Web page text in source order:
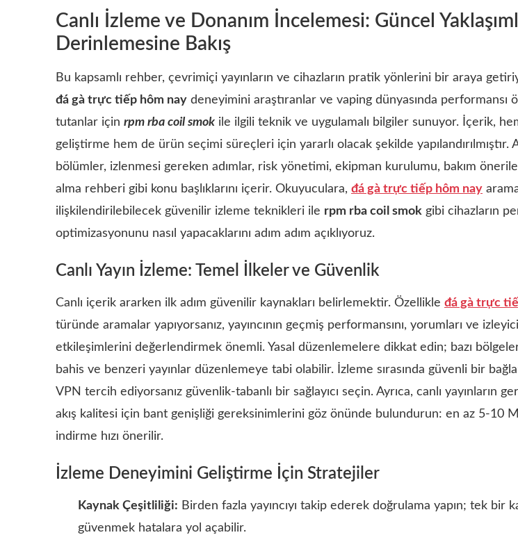
Canlı İzleme ve Donanım İncelemesi: Güncel
Derinlemesine Bakış
Bu kapsamlı rehber, çevrimiçi yayınların ve cihazların pratik yönlerini bir araya
đá gà trực tiếp hôm nay deneyimini araştıranlar ve vaping dünyasında performansı
tutanlar için rpm rba coil smok ile ilgili teknik ve uygulamalı bilgiler sunuyor. İçerik,
geliştirme hem de ürün seçimi süreçleri için yararlı olacak şekilde yapılandırılmıştır.
bölümler, izlenmesi gereken adımlar, risk yönetimi, ekipman kurulumu, bakım
alma rehberi gibi konu başlıklarını içerir. Okuyuculara, đá gà trực tiếp hôm nay
ilişkilendirilebilecek güvenilir izleme teknikleri ile rpm rba coil smok gibi cihazların
optimizasyonunu nasıl yapacaklarını adım adım açıklıyoruz.
Canlı Yayın İzleme: Temel İlkeler ve Güvenlik
Canlı içerik ararken ilk adım güvenilir kaynakları belirlemektir. Özellikle đá gà trực
türünde aramalar yapıyorsanız, yayıncının geçmiş performansını, yorumları ve izleyici
etkileşimlerini değerlendirmek önemli. Yasal düzenlemelere dikkat edin; bazı
bahis ve benzeri yayınlar düzenlemeye tabi olabilir. İzleme sırasında güvenli bir
VPN tercih ediyorsanız güvenlik-tabanlı bir sağlayıcı seçin. Ayrıca, canlı yayınların
akış kalitesi için bant genişliği gereksinimlerini göz önünde bulundurun: en az 5-10
indirme hızı önerilir.
İzleme Deneyimini Geliştirme İçin Stratejiler
Kaynak Çeşitliliği: Birden fazla yayıncıyı takip ederek doğrulama yapın; tek bir
güvenmek hatalara yol açabilir.